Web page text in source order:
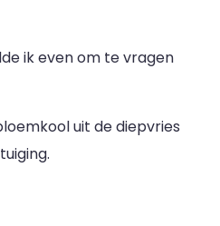
ik even om te vragen
uit de diepvries